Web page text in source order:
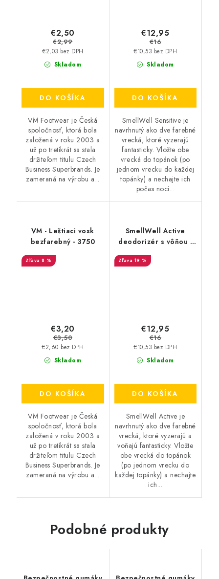
Skladom
€2,03 bez DPH
€2,50
€2,99
DO KOŠÍKA
VM Footwear je Česká
spoločnosť, ktorá bola
založená v roku 2003 a
už po tretíkrát sa stala
držiteľom titulu Czech
Business Superbrands. Je
zameraná na výrobu a...
Skladom
€10,53 bez DPH
€12,95
€16
DO KOŠÍKA
SmellWell Sensitive je
navrhnutý ako dve farebné
vrecká, ktoré vyzerajú
fantasticky. Vložte obe
vrecká do topánok (po
jednom vrecku do každej
topánky) a nechajte ich
počas noci...
VM - Leštiaci vosk
bezfarebný - 3750
8 %
Skladom
€2,60 bez DPH
€3,20
€3,50
DO KOŠÍKA
VM Footwear je Česká
spoločnosť, ktorá bola
založená v roku 2003 a
už po tretíkrát sa stala
držiteľom titulu Czech
Business Superbrands. Je
zameraná na výrobu a...
SmellWell Active
deodorizér s vôňou -
19 %
Skladom
€10,53 bez DPH
€12,95
€16
DO KOŠÍKA
SmellWell Active je
navrhnutý ako dve farebné
vrecká, ktoré vyzerajú a
voňajú fantasticky. Vložte
obe vrecká do topánok
(po jednom vrecku do
každej topánky) a nechajte
ich...
Podobné produkty